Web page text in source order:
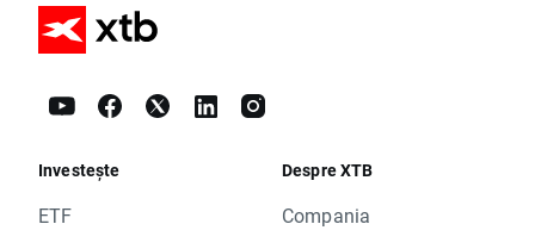
Investește
ETF
Despre XTB
Compania